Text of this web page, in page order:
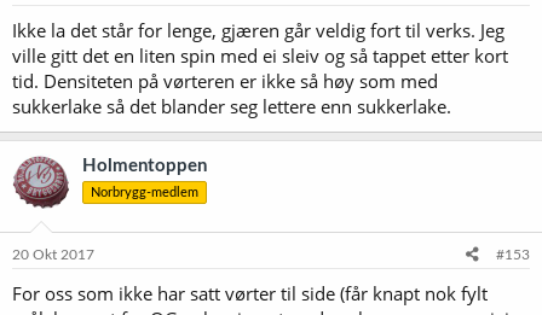
Ikke la det står for lenge, gjæren går veldig fort til verks. Jeg
ville gitt det en liten spin med ei sleiv og så tappet etter kort
tid. Densiteten på vørteren er ikke så høy som med
sukkerlake så det blander seg lettere enn sukkerlake.
Holmentoppen
Norbrygg-medlem
20 Okt 2017 #153
For oss som ikke har satt vørter til side (får knapt nok fylt